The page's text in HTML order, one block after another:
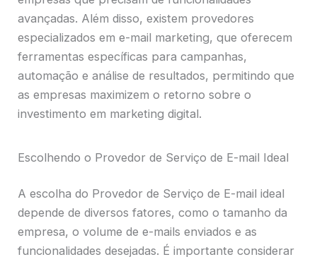
avançadas. Além disso, existem provedores
especializados em e-mail marketing, que oferecem
ferramentas específicas para campanhas,
automação e análise de resultados, permitindo que
as empresas maximizem o retorno sobre o
investimento em marketing digital.
Escolhendo o Provedor de Serviço de E-mail Ideal
A escolha do Provedor de Serviço de E-mail ideal
depende de diversos fatores, como o tamanho da
empresa, o volume de e-mails enviados e as
funcionalidades desejadas. É importante considerar